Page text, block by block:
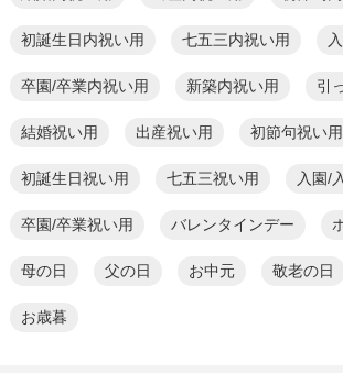
初誕生日内祝い用 七五三内祝い用
卒園/卒業内祝い用 新築内祝い用 引
結婚祝い用 出産祝い用 初節句祝い用
初誕生日祝い用 七五三祝い用 入園/
卒園/卒業祝い用 バレンタインデー
母の日 父の日 お中元 敬老の日
お歳暮